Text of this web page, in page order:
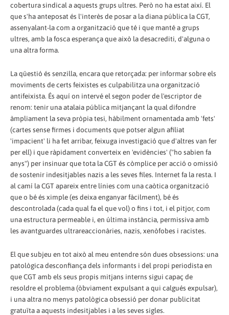
cobertura sindical a aquests grups ultres. Però no ha estat així. El
que s'ha anteposat és l'interès de posar a la diana pública la CGT,
assenyalant-la com a organització que té i que manté a grups
ultres, amb la fosca esperança que això la desacrediti, d'alguna o
una altra forma.
La qüestió és senzilla, encara que retorçada: per informar sobre els
moviments de certs feixistes es culpabilitza una organització
antifeixista. És aquí on intervé el segon poder de l'escriptor de
renom: tenir una atalaia pública mitjançant la qual difondre
àmpliament la seva pròpia tesi, hàbilment ornamentada amb 'fets'
(cartes sense firmes i documents que potser algun afiliat
'impacient' li ha fet arribar, feixuga investigació que d'altres van fer
per ell) i que ràpidament converteix en 'evidències' ("ho sabien fa
anys") per insinuar que tota la CGT és còmplice per acció o omissió
de sostenir indesitjables nazis a les seves files. Internet fa la resta. I
al camí la CGT apareix entre línies com una caòtica organització
que o bé és ximple (es deixa enganyar fàcilment), bé és
descontrolada (cada qual fa el que vol) o fins i tot, i el pitjor, com
una estructura permeable i, en última instància, permissiva amb
les avantguardes ultrareaccionàries, nazis, xenòfobes i racistes.
El que subjeu en tot això al meu entendre són dues obsessions: una
patològica desconfiança dels informants i del propi periodista en
que CGT amb els seus propis mitjans interns sigui capaç de
resoldre el problema (òbviament expulsant a qui calgués expulsar),
i una altra no menys patològica obsessió per donar publicitat
gratuïta a aquests indesitjables i a les seves sigles.